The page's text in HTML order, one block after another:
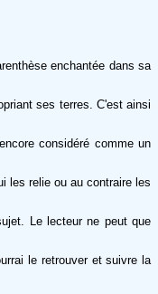
enchantée dans sa
ses terres. C'est ainsi
considéré comme un
les relie ou au contraire les
Le lecteur ne peut que
le retrouver et suivre la